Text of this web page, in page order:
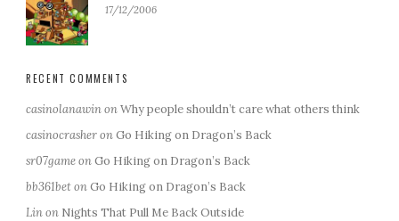
17/12/2006
RECENT COMMENTS
casinolanawinonWhy people shouldn’t care what others think
casinocrasheronGo Hiking on Dragon’s Back
sr07gameonGo Hiking on Dragon’s Back
bb361betonGo Hiking on Dragon’s Back
Linon Nights That Pull Me Back Outside